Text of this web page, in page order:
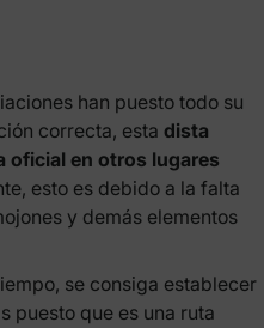
han puesto todo su
correcta, esta dista
oficial en otros lugares
esto es debido a la falta
y demás elementos
se consiga establecer
puesto que es una ruta